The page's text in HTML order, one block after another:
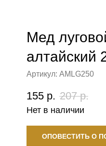
Мед
алтайский
Артикул: AMLG250
155 р. 207 р.
Нет в наличии
ОПОВЕСТИТЬ О